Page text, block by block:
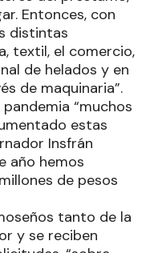
Entonces, con
distintas
textil, el comercio,
de helados y en
de maquinaria”.
“muchos
estas
Insfrán
año hemos
de pesos
tanto de la
y se reciben